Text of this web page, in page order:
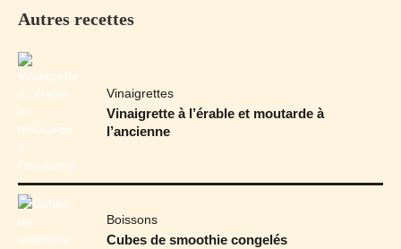
Autres recettes
Vinaigrettes
Vinaigrette à l’érable et moutarde à
l’ancienne
Boissons
Cubes de smoothie congelés